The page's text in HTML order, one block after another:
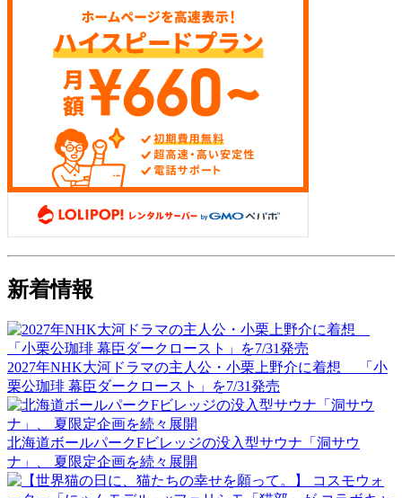
新着情報
2027年NHK大河ドラマの主人公・小栗上野介に着想 「小
栗公珈琲 幕臣ダークロースト」を7/31発売
北海道ボールパークFビレッジの没入型サウナ「洞サウ
ナ」、 夏限定企画を続々展開